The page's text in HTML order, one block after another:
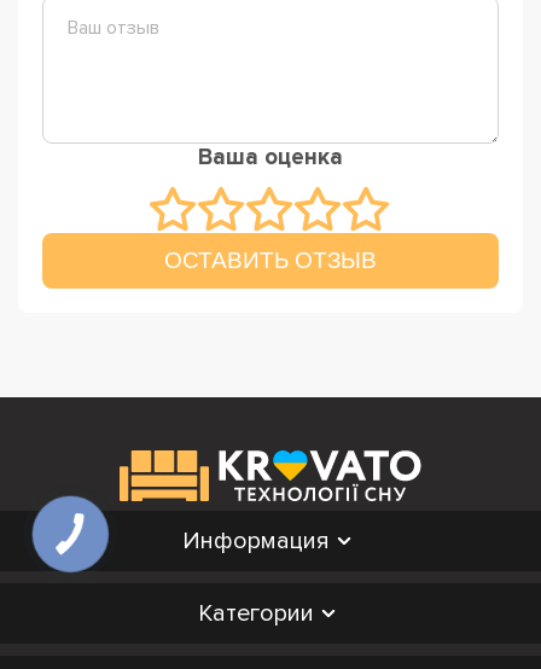
Ваша оценка
ОСТАВИТЬ ОТЗЫВ
Информация
Категории